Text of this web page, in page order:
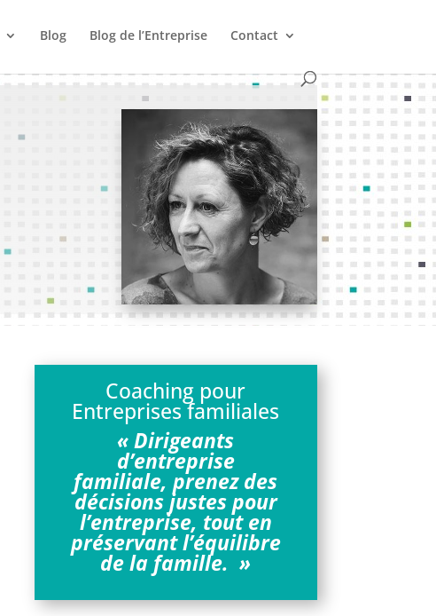
Blog Blog de l’Entreprise Contact
Coaching pour
Entreprises familiales
« Dirigeants
d’entreprise
familiale, prenez des
décisions justes pour
l’entreprise, tout en
préservant l’équilibre
de la famille. »